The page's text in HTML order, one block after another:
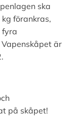
ska
förankras,
fyra
är
på skåpet!